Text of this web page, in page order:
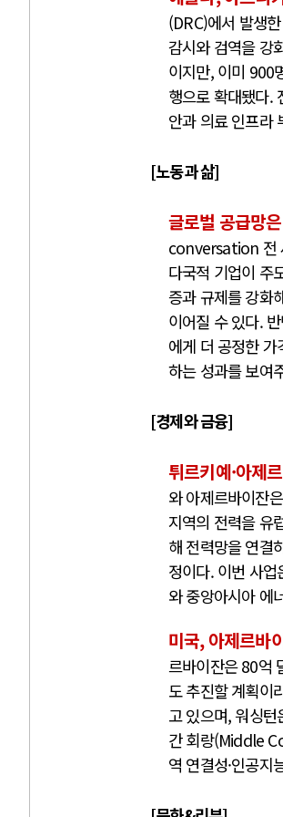
(DRC)에서 발생
감시와 검역을 강
이지만, 이미 900
행으로 확대됐다.
안과 의료 인프라
[노동과 삶]
글로벌 공급망
conversation 전
다국적 기업이 주
증과 규제를 강화
이어질 수 있다.
에게 더 공정한
하는 성과를 보여
[경제와 금융]
튀르키예·아제
와 아제르바이잔
지역의 전력을 유
해 전력망을 연결
정이다. 이번 사
와 중앙아시아 에
미국, 아제르바
르바이잔은 80억
도 추진할 계획이
고 있으며, 워싱
간 회랑(Middle
역 연결성·인공지